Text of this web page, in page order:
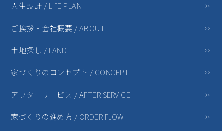
人生設計 / LIFE PLAN
ご挨拶・会社概要 / ABOUT
土地探し / LAND
家づくりのコンセプト / CONCEPT
アフターサービス / AFTER SERVICE
家づくりの進め方 / ORDER FLOW